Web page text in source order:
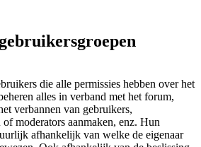
die alle permissies hebben over het
alles in verband met het forum,
verbannen van gebruikers,
of moderators aanmaken, enz. Hun
afhankelijk van welke de eigenaar